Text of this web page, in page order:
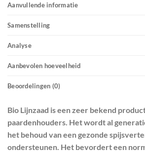
Aanvullende informatie
Samenstelling
Analyse
Aanbevolen hoeveelheid
Beoordelingen (0)
Bio Lijnzaad is een zeer bekend
paardenhouders. Het wordt al
het behoud van een gezonde
ondersteunen. Het bevordert een